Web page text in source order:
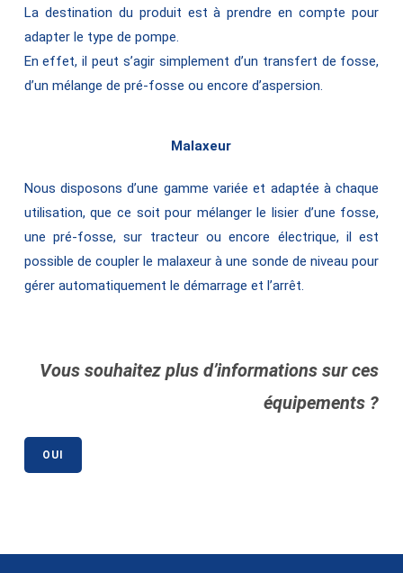
La destination du produit est à prendre en compte pour
adapter le type de pompe.
En effet, il peut s’agir simplement d’un transfert de fosse,
d’un mélange de pré-fosse ou encore d’aspersion.
Malaxeur
Nous disposons d’une gamme variée et adaptée à chaque
utilisation, que ce soit pour mélanger le lisier d’une fosse,
une pré-fosse, sur tracteur ou encore électrique, il est
possible de coupler le malaxeur à une sonde de niveau pour
gérer automatiquement le démarrage et l’arrêt.
Vous souhaitez plus d’informations sur ces
équipements ?
OUI